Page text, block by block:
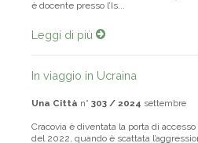
è docente presso l’Is...
Leggi di più
In viaggio in Ucraina
Una Città n° 303 / 2024 settembre
Cracovia è diventata la porta di
del 2022, quando è scattata